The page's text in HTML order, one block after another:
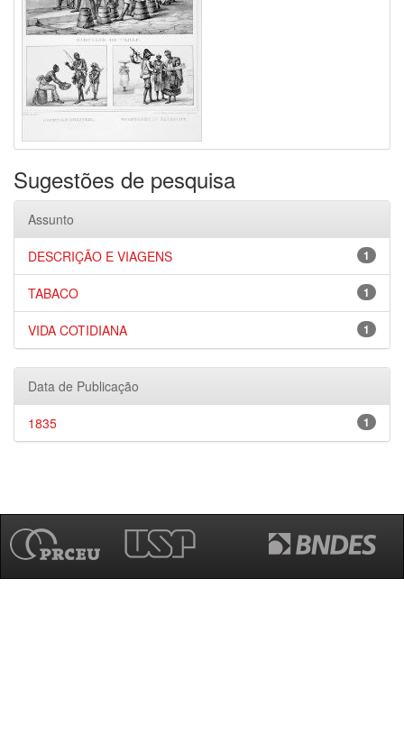
Sugestões de pesquisa
Assunto
1
DESCRIÇÃO E VIAGENS
1
TABACO
1
VIDA COTIDIANA
Data de Publicação
1
1835